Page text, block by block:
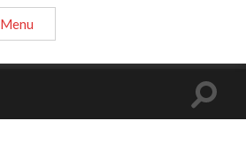
Menu